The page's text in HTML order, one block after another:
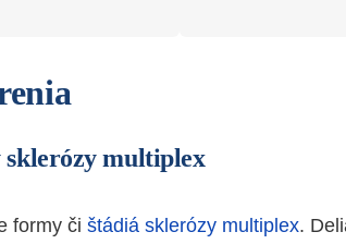
sklerózy multiplex
formy či štádiá sklerózy multiplex.